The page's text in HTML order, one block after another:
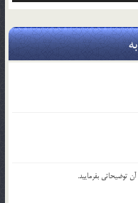
توضيحاتي بفرماييد.